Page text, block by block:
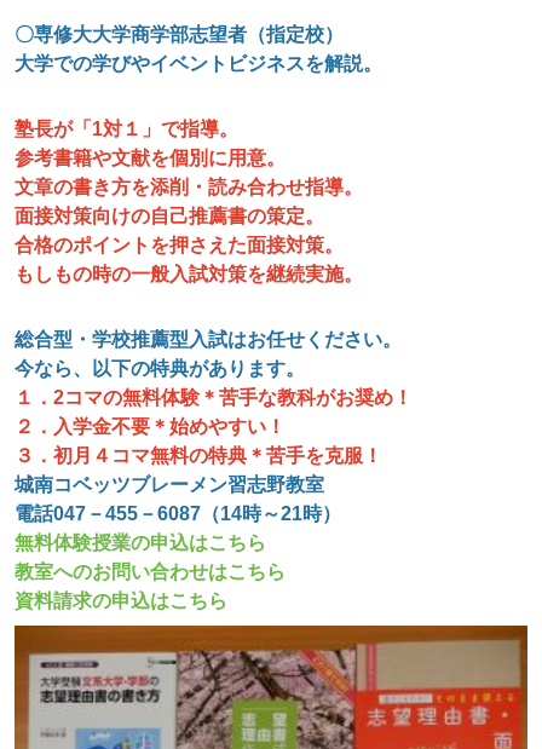
〇専修大大学商学部志望者（指定校）
大学での学びやイベントビジネスを解説。
塾長が「1対１」で指導。
参考書籍や文献を個別に用意。
文章の書き方を添削・読み合わせ指導。
面接対策向けの自己推薦書の策定。
合格のポイントを押さえた面接対策。
もしもの時の一般入試対策を継続実施。
総合型・学校推薦型入試はお任せください。
今なら、以下の特典があります。
１．2コマの無料体験＊苦手な教科がお奨め！
２．入学金不要＊始めやすい！
３．初月４コマ無料の特典＊苦手を克服！
城南コベッツブレーメン習志野教室
電話047－455－6087（14時～21時）
無料体験授業の申込はこちら
教室へのお問い合わせはこちら
資料請求の申込はこちら